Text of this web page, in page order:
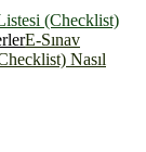
(Checklist)
E-Sınav
Nasıl